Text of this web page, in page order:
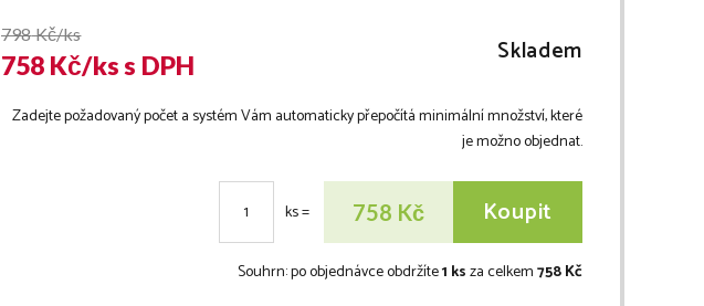
798Kč/ks
758 Kč/kss DPH Skladem
Zadejte požadovaný počet a systém Vám automaticky přepočítá minimální množství, které
je možno objednat.
ks= 758 Kč Koupit
Souhrn:po objednávce obdržíte1 ksza celkem758 Kč